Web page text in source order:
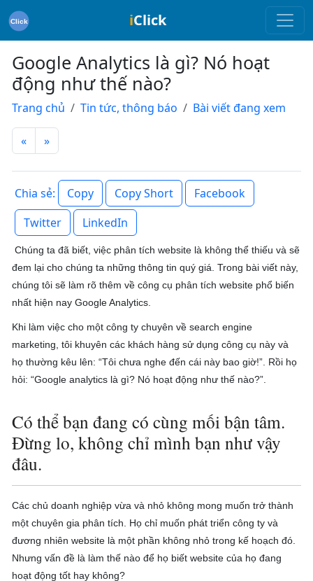
iClick
Google Analytics là gì? Nó hoạt
động như thế nào?
Trang chủ Tin tức, thông báo Bài viết đang xem
« »
Chia sẻ: Copy Copy Short
Facebook
Twitter
LinkedIn
Chúng ta đã biết, việc phân tích website là không thể thiếu và sẽ
đem lại cho chúng ta những thông tin quý giá. Trong bài viết này,
chúng tôi sẽ làm rõ thêm về công cụ phân tích website phổ biến
nhất hiện nay Google Analytics.
Khi làm việc cho một công ty chuyên về search engine
marketing, tôi khuyên các khách hàng sử dụng công cụ này và
họ thường kêu lên: “Tôi chưa nghe đến cái này bao giờ!”. Rồi họ
hỏi: “Google analytics là gì? Nó hoạt động như thế nào?”.
Có thể bạn đang có cùng mối bận tâm.
Đừng lo, không chỉ mình bạn như vậy
đâu.
Các chủ doanh nghiệp vừa và nhỏ không mong muốn trở thành
một chuyên gia phân tích. Họ chỉ muốn phát triển công ty và
đương nhiên website là một phần không nhỏ trong kế hoạch đó.
Nhưng vấn đề là làm thế nào để họ biết website của họ đang
hoạt động tốt hay không?